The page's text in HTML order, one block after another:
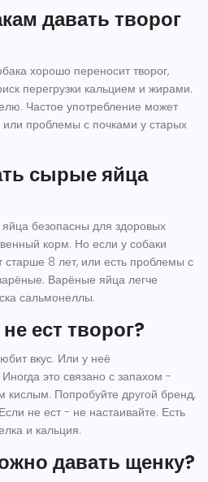
давать творог
хорошо переносит творог,
перегрузки кальцием и жирами.
Частое употребление может
проблемы с почками у старых
сырые яйца
безопасны для здоровых
корм. Но если у собаки
старше 8 лет, или есть проблемы с
Варёные яйца легче
сальмонеллы.
ест творог?
вкус. Или у неё
это связано с запахом -
кислым. Попробуйте другой бренд,
не ест - не настаивайте. Есть
и кальция.
давать щенку?